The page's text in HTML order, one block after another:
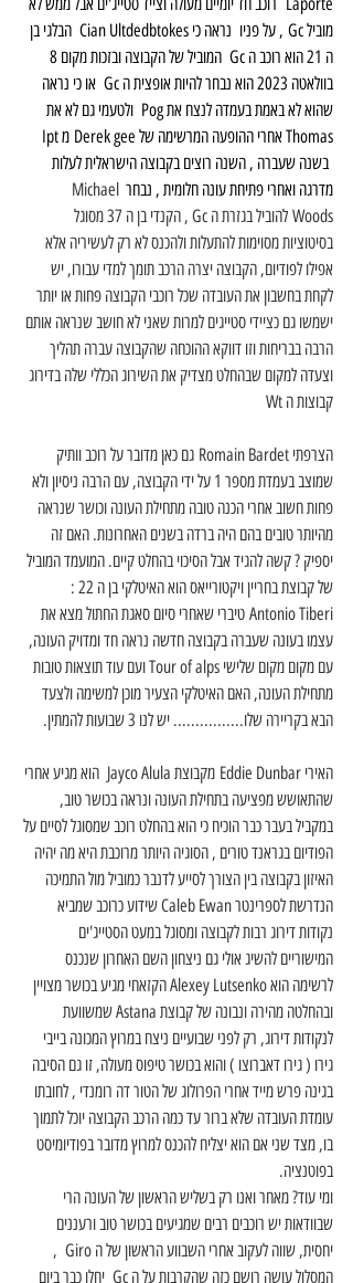
מוביל Gc , על פניו  נראה כי Cian Ultdedbtokes  הבלגי בן
בוולאטה 2023 הוא נבחר להיות אופצית ה Gc  או כי נראה
שהוא לא באמת בעמדה לנצח את Pog  ולטעמי גם לא את
בשנה שעברה , השנה רוצים בקבוצה הישראלית לעלות
מדרגה ואחרי פתיחת עונה חלומית , נבחר Michael
Woods להוביל בגזרת ה Gc , הקנדי בן ה 37 מסוגל
בסיטוציות מסוימות להתעלות ולהכנס לא רק לעשיריה אלא
אפילו לפודיום, הקבוצה יצרה הרכב תומך למדי עבורו, יש
לקחת בחשבון את העובדה שכל רוכבי הקבוצה פחות או יותר
ישמשו גם כציידי סטייגים למרות שאני לא חושב שנראה אותם
הרבה בבריחות וזו דווקא ההוכחה שהקבוצה עברה תהליך
וצעדה למקום שבהחלט מצדיק את השירוג הכללי שלה בדירוג
קבוצות ה Wt
הצרפתי Romain Bardet גם כאן מדובר על רוכב וותיק
שמוצב בעמדת מספר 1 על ידי הקבוצה, עם הרבה ניסיון ולא
פחות חשוב אחרי הכנה טובה מתחילת העונה וכושר שנראה
מהיותר טובים בהם היה ברדה בשנים האחרונות. האם זה
יספיק ? קשה להגיד אבל הסיכוי בהחלט קיים. המועמד המוביל
של קבוצת בחריין ויקטורייאס הוא האיטלקי בן ה 22 :
Antonio Tiberi טיברי שאחרי סיום סאגת החתול מצא את
עצמו בעונה שעברה בקבוצה חדשה נראה חד ומדויק העונה,
עם מקום מקום שלישי Tour of alps ועם עוד תוצאות טובות
מתחילת העונה, האם האיטלקי הצעיר מוכן למשימה ולצעד
הבא בקריירה שלו................ יש לנו 3 שבועות להמתין.
האירי Eddie Dunbar מקבוצת Jayco Alula  הוא מגיע אחרי
שהתאושש מפציעה בתחילת העונה ונראה בכושר טוב,
במקביל בעבר כבר הוכיח כי הוא בהחלט רוכב שמסוגל לסיים על
הפודיום בגראנד טורים , הסוגיה היותר מרוכבת היא מה יהיה
האיזון בקבוצה בין הצורך לסייע לדנבר כמוביל מול התמיכה
הנדרשת לספרינטר Caleb Ewan שידוע כרוכב שמביא
נקודות דירוג רבות לקבוצה ומסוגל במעט הסטייג'ים
המישוריים להשיג אולי גם ניצחון השם האחרון שנכנס
לרשימה הוא Alexey Lutsenko הקזאחי מגיע בכושר מצויין
ובהחלטה מהירה ונבונה של קבוצת Astana שמשוועת
לנקודות דירוג, רק לפני שבועיים ניצח במרוץ המכונה בייבי
גירו ( גירו דאברוצו ) והוא בכושר טיפוס מעולה, זו גם הסיבה
בגינה פרש מייד אחרי הפרולוג של הטור דה רומנדי , לחובתו
עומדת העובדה שלא ברור עד כמה הרכב הקבוצה יוכל לתמוך
בו, מצד שני אם הוא יצליח להכנס למרוץ מדובר בפודיומיסט
בפוטנציה.
ומי עוד? מאחר ואנו רק בשליש הראשון של העונה הרי
שבוודאות יש רוכבים רבים שמגיעים בכושר טוב ורעננים
יחסית, שווה לעקוב אחרי השבווע הראשון של ה Giro  ,
המסלול עושה רושם כזה שהקרבות על ה Gc  יחלו כבר ביום